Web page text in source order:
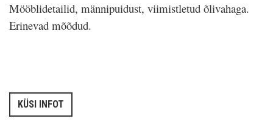
Mööblidetailid, männipuidust, viimistletud õlivahaga.
Erinevad mõõdud.
KÜSI INFOT